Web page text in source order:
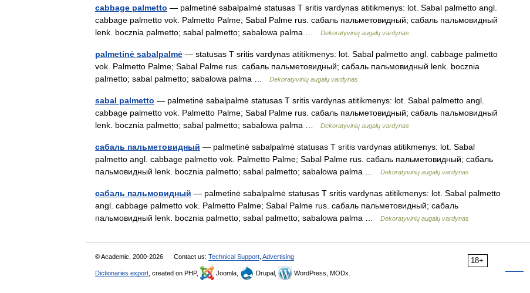
cabbage palmetto — palmetinė sabalpalmė statusas T sritis vardynas atitikmenys: lot. Sabal palmetto angl.
cabbage palmetto vok. Palmetto Palme; Sabal Palme rus. сабаль пальметовидный; сабаль пальмовидный
lenk. bocznia palmetto; sabal palmetto; sabalowa palma …
Dekoratyvinių augalų vardynas
palmetinė sabalpalmė — statusas T sritis vardynas atitikmenys: lot. Sabal palmetto angl. cabbage palmetto
vok. Palmetto Palme; Sabal Palme rus. сабаль пальметовидный; сабаль пальмовидный lenk. bocznia
palmetto; sabal palmetto; sabalowa palma …
Dekoratyvinių augalų vardynas
sabal palmetto — palmetinė sabalpalmė statusas T sritis vardynas atitikmenys: lot. Sabal palmetto angl.
cabbage palmetto vok. Palmetto Palme; Sabal Palme rus. сабаль пальметовидный; сабаль пальмовидный
lenk. bocznia palmetto; sabal palmetto; sabalowa palma …
Dekoratyvinių augalų vardynas
сабаль пальметовидный — palmetinė sabalpalmė statusas T sritis vardynas atitikmenys: lot. Sabal
palmetto angl. cabbage palmetto vok. Palmetto Palme; Sabal Palme rus. сабаль пальметовидный; сабаль
пальмовидный lenk. bocznia palmetto; sabal palmetto; sabalowa palma …
Dekoratyvinių augalų vardynas
сабаль пальмовидный — palmetinė sabalpalmė statusas T sritis vardynas atitikmenys: lot. Sabal palmetto
angl. cabbage palmetto vok. Palmetto Palme; Sabal Palme rus. сабаль пальметовидный; сабаль
пальмовидный lenk. bocznia palmetto; sabal palmetto; sabalowa palma …
Dekoratyvinių augalų vardynas
18+
© Academic, 2000-2026 Contact us: Technical Support Advertising
Dictionaries export , created on PHP, Joomla, Drupal, WordPress, MODx.